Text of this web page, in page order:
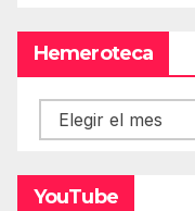
Hemeroteca
Hemeroteca
YouTube